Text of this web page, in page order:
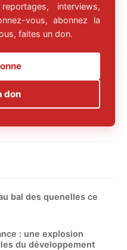
interviews,
vous, abonnez la
faites un don.
don
bal des quenelles ce
: une explosion
du développement